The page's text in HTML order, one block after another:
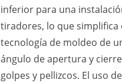
inferior para una
tiradores, lo que simplifica
tecnología de moldeo de
ángulo de apertura y
golpes y pellizcos. El uso